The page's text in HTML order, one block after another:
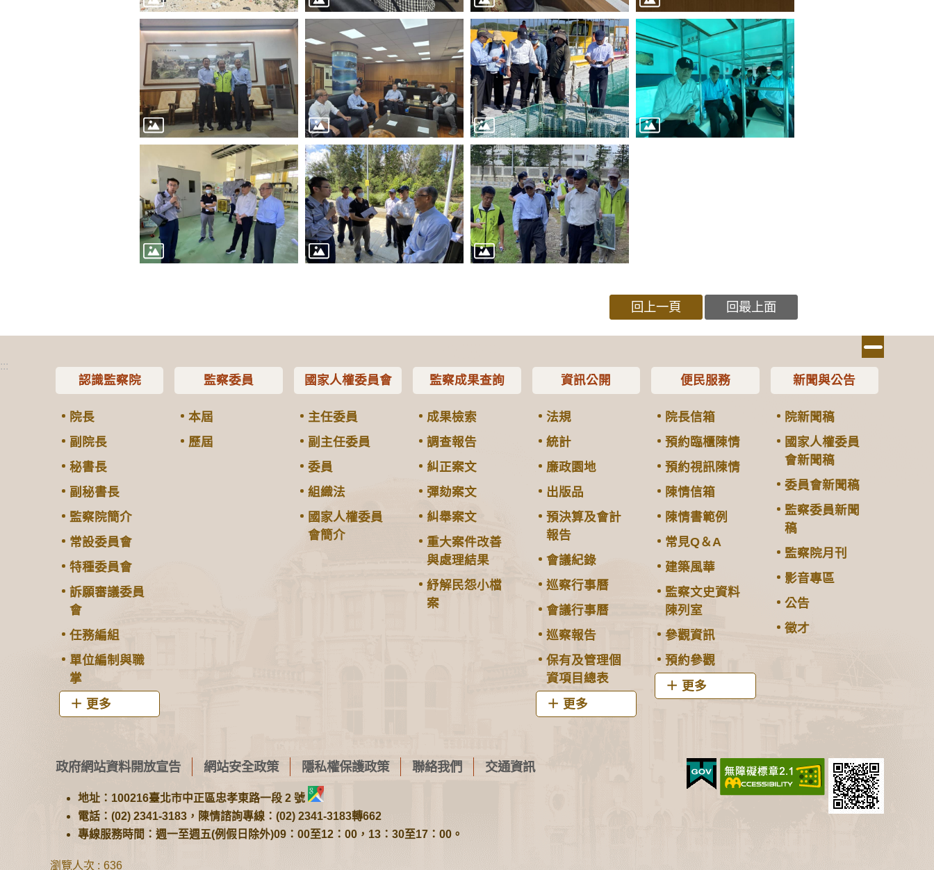
回上一頁 回最上面
:::
認識監察院
院長
副院長
秘書長
副秘書長
監察院簡介
常設委員會
特種委員會
訴願審議委員
會
任務編組
單位編制與職
掌
更多
監察委員
本屆
歷屆
國家人權委員會
主任委員
副主任委員
委員
組織法
國家人權委員
會簡介
監察成果查詢
成果檢索
調查報告
糾正案文
彈劾案文
糾舉案文
重大案件改善
與處理結果
紓解民怨小檔
案
資訊公開
法規
統計
廉政園地
出版品
預決算及會計
報告
會議紀錄
巡察行事曆
會議行事曆
巡察報告
保有及管理個
資項目總表
更多
便民服務
院長信箱
預約臨櫃陳情
預約視訊陳情
陳情信箱
陳情書範例
常見Q＆A
建築風華
監察文史資料
陳列室
參觀資訊
預約參觀
更多
新聞與公告
院新聞稿
國家人權委員
會新聞稿
委員會新聞稿
監察委員新聞
稿
監察院月刊
影音專區
公告
徵才
政府網站資料開放宣告 網站安全政策 隱私權保護政策 聯絡我們 交通資訊
地址：100216臺北市中正區忠孝東路一段 2 號
電話：(02) 2341-3183，陳情諮詢專線：(02) 2341-3183轉662
專線服務時間：週一至週五(例假日除外)09：00至12：00，13：30至17：00。
瀏覽人次 636